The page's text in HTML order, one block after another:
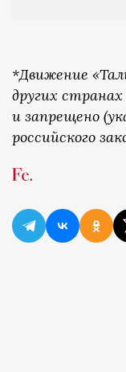
*Движение
других
и запрещено
российского